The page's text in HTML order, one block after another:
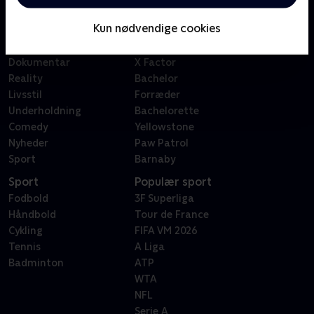
Kun nødvendige cookies
Dokumentar
Reality
Livsstil
Underholdning
Comedy
Nyheder
Sport
Badehotellet
X Factor
Bachelor
Forræder
Bachelorette
Yellowstone
Paw Patrol
Barnaby
Sport
Fodbold
Håndbold
Cykling
Tennis
Badminton
Populær sport
3F Superliga
Tour de France
FIFA VM 2026
A Liga
ATP
WTA
NFL
Serie A